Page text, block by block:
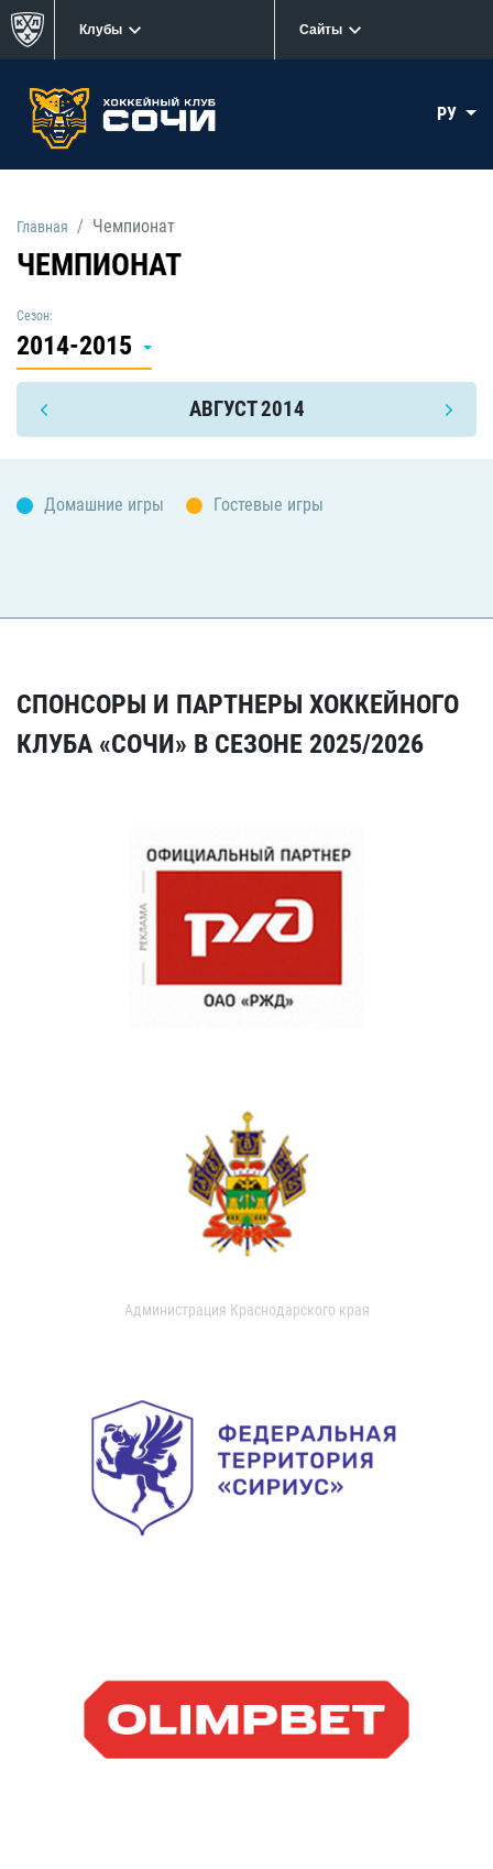
Клубы Сайты
РУ
Главная Чемпионат
ЧЕМПИОНАТ
Сезон:
2014-2015
АВГУСТ 2014
Домашние игры Гостевые игры
СПОНСОРЫ И ПАРТНЕРЫ ХОККЕЙНОГО
КЛУБА «СОЧИ» В СЕЗОНЕ 2025/2026
Администрация Краснодарского края